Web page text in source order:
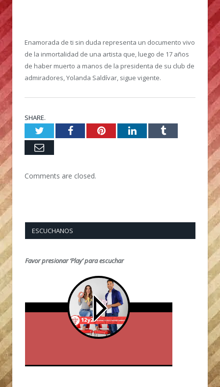
Enamorada de ti sin duda representa un documento vivo
de la inmortalidad de una artista que, luego de 17 años
de haber muerto a manos de la presidenta de su club de
admiradores, Yolanda Saldívar, sigue vigente.
SHARE.
TwitterFacebookPinterestLinkedInTumblr
Email
Comments are closed.
ESCUCHANOS
Favor presionar ‘Play’ para escuchar